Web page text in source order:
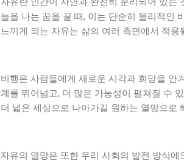
늘을 나는 꿈을 꿀 때, 이는 단순히 물리적인
느끼게 되는 자유는 삶의 여러 측면에서 적용
비행은 사람들에게 새로운 시각과 희망을 안
계를 뛰어넘고, 더 많은 가능성이 펼쳐질 수
더 넓은 세상으로 나아가길 원하는 열망으로
자유의 열망은 또한 우리 사회의 발전 방식